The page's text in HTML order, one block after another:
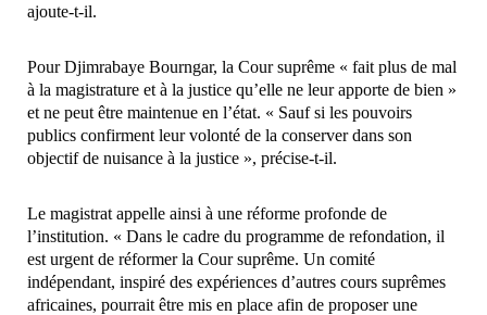
ajoute-t-il.
Pour Djimrabaye Bourngar, la Cour suprême « fait plus de mal
à la magistrature et à la justice qu’elle ne leur apporte de bien »
et ne peut être maintenue en l’état. « Sauf si les pouvoirs
publics confirment leur volonté de la conserver dans son
objectif de nuisance à la justice », précise-t-il.
Le magistrat appelle ainsi à une réforme profonde de
l’institution. « Dans le cadre du programme de refondation, il
est urgent de réformer la Cour suprême. Un comité
indépendant, inspiré des expériences d’autres cours suprêmes
africaines, pourrait être mis en place afin de proposer une